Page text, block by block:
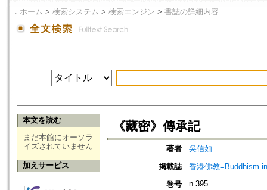
． ホーム > 検索システム > 検索エンジン > 書誌の詳細内容
本文を読む
まだ本館にオーソラ
イズされていません
加えサービス
《藏密》傳承記
著者
吳信如
掲載誌
香港佛教=Buddhism
巻号
n.395